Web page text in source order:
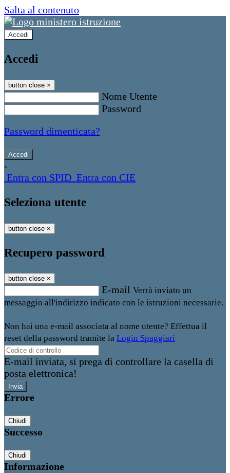
Salta al contenuto
Accedi
Accedi
button close ×
Nome Utente
Password
Password dimenticata?
-
Entra con SPID Entra con CIE
Seleziona utente
button close ×
Recupero password
button close ×
E-mail Verrà inviato un
messaggio all'indirizzo indicato con le istruzioni necessarie.
Non hai una e-mail associata al nome utente? Effettua il
reset della password tramite la Login Spaggiari
E-mail inviata, si prega di controllare la casella di
posta elettronica!
Errore
Chiudi
Successo
Chiudi
Informazione